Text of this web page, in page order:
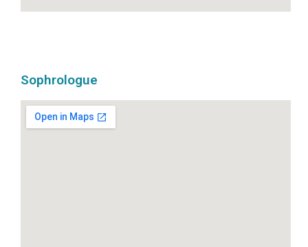
Sophrologue